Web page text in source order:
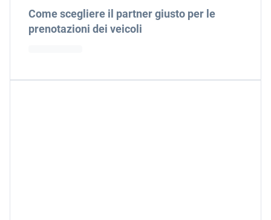
Come scegliere il partner giusto per le
prenotazioni dei veicoli